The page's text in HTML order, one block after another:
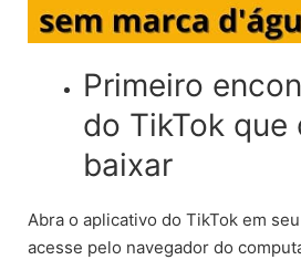
Primeiro
do TikTok que
baixar
Abra o aplicativo do TikTok em
acesse pelo navegador do